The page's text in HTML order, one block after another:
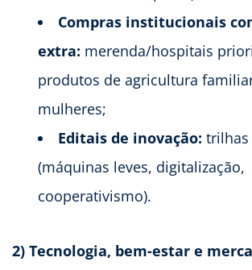
Compras institucionais
extra: merenda/hospitais
produtos de agricultura
mulheres;
Editais de inovação: trilhas
(máquinas leves, digitalização,
cooperativismo).
2) Tecnologia, bem-estar e